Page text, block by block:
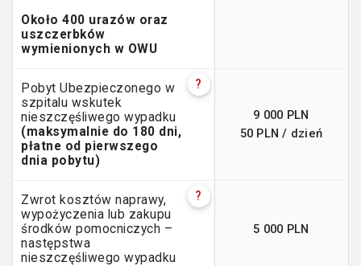
Około 400 urazów oraz
uszczerbków
wymienionych w OWU
Pobyt Ubezpieczonego w
szpitalu wskutek
nieszczęśliwego wypadku
(maksymalnie do 180 dni,
płatne od pierwszego
dnia pobytu)
?
9 000 PLN
50 PLN / dzień
Zwrot kosztów naprawy,
wypożyczenia lub zakupu
środków pomocniczych –
następstwa
nieszczęśliwego wypadku
?
5 000 PLN